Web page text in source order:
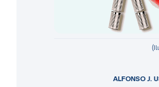
ALFONSO J.